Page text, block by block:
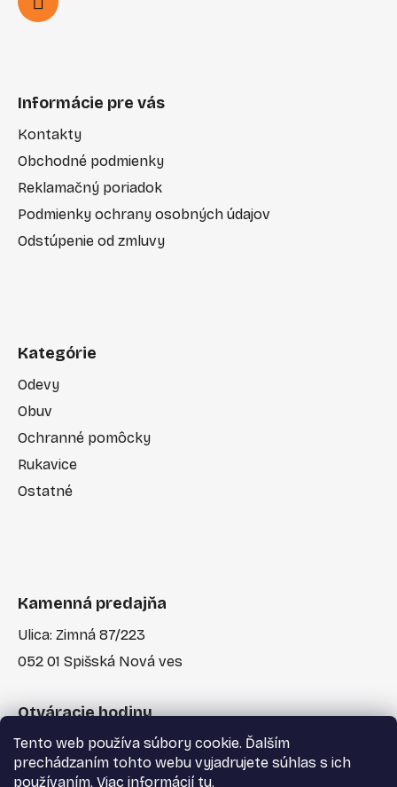
Tento web používa súbory cookie. Ďalším
prechádzaním tohto webu vyjadrujete súhlas s ich
používaním. Viac informácií tu.
Informácie pre vás
Kontakty
Obchodné podmienky
Reklamačný poriadok
Podmienky ochrany osobných údajov
Odstúpenie od zmluvy
Kategórie
Odevy
Obuv
Ochranné pomôcky
Rukavice
Ostatné
Kamenná predajňa
Ulica: Zimná 87/223
052 01 Spišská Nová ves
Otváracie hodiny
Po-Pia: 7:30 - 17:00